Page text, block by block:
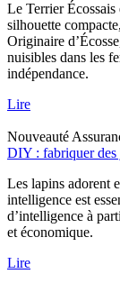
Le Terrier Écossais
silhouette
Originaire
nuisibles dans les
indépendance.
Lire
Nouveauté
DIY : fabriquer des
Les lapins adorent
intelligence est
d’intelligence à
et économique.
Lire